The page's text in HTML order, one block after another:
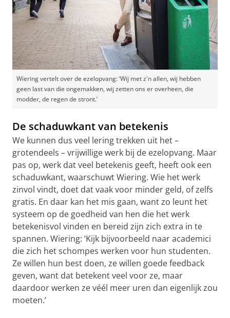
Wiering vertelt over de ezelopvang: ‘Wij met z'n allen, wij hebben
geen last van die ongemakken, wij zetten ons er overheen, die
modder, de regen de stront.’
De schaduwkant van betekenis
We kunnen dus veel lering trekken uit het –
grotendeels – vrijwillige werk bij de ezelopvang. Maar
pas op, werk dat veel betekenis geeft, heeft ook een
schaduwkant, waarschuwt Wiering. Wie het werk
zinvol vindt, doet dat vaak voor minder geld, of zelfs
gratis. En daar kan het mis gaan, want zo leunt het
systeem op de goedheid van hen die het werk
betekenisvol vinden en bereid zijn zich extra in te
spannen. Wiering: ‘Kijk bijvoorbeeld naar academici
die zich het schompes werken voor hun studenten.
Ze willen hun best doen, ze willen goede feedback
geven, want dat betekent veel voor ze, maar
daardoor werken ze véél meer uren dan eigenlijk zou
moeten.’